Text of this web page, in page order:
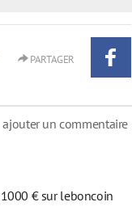
PARTAGER
ajouter un commentaire
€ sur leboncoin